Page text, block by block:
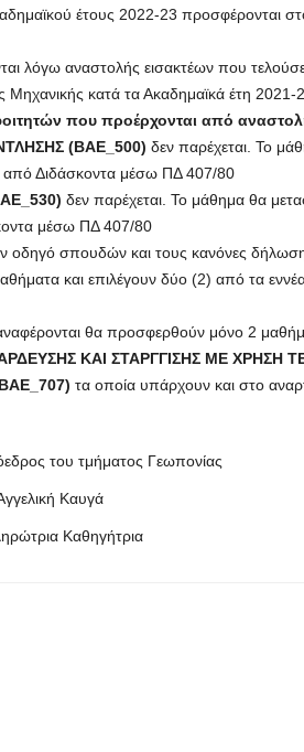
έτους 2022-23 προσφέρονται
λόγω αναστολής εισακτέων που
Μηχανικής κατά τα Ακαδημαϊκά έτη 2021-
που προέρχονται από
(ΒΑΕ_500) δεν παρέχεται. Το
από Διδάσκοντα μέσω ΠΔ 407/80
δεν παρέχεται. Το μάθημα θα
μέσω ΠΔ 407/80
οδηγό σπουδών και τους κανόνες
και επιλέγουν δύο (2) από τα
θα προσφερθούν μόνο 2
ΚΑΙ ΣΤΑΡΓΓΙΣΗΣ ΜΕ ΧΡΗΣΗ
τα οποία υπάρχουν και στο
του τμήματος Γεωπονίας
Καυγά
Καθηγήτρια